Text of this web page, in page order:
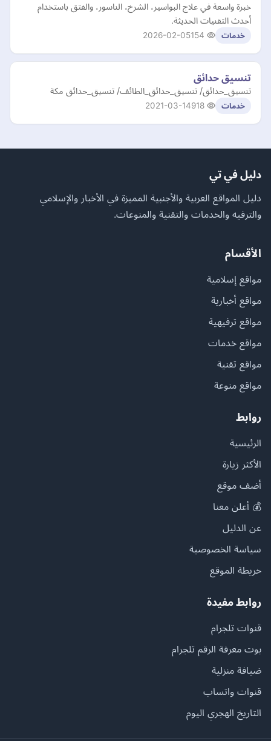
خبرة واسعة في علاج البواسير، الشرخ، الناسور، والفتق باستخدام
أحدث التقنيات الحديثة.
خدمات 2026-02-05
تنسيق حدائق
تنسيق_حدائق/ تنسيق_حدائق_الطائف/ تنسيق_حدائق مكة
خدمات 2021-03-14
دليل في تي
دليل المواقع العربية والأجنبية المميزة في الأخبار والإسلامي
والترفيه والخدمات والتقنية والمنوعات.
الأقسام
مواقع إسلامية
مواقع أخبارية
مواقع ترفيهية
مواقع خدمات
مواقع تقنية
مواقع منوعة
روابط
الرئيسية
الأكثر زيارة
أضف موقع
💰 أعلن معنا
عن الدليل
سياسة الخصوصية
خريطة الموقع
روابط مفيدة
قنوات تلجرام
بوت معرفة الرقم تلجرام
ضيافة منزلية
قنوات واتساب
التاريخ الهجري اليوم